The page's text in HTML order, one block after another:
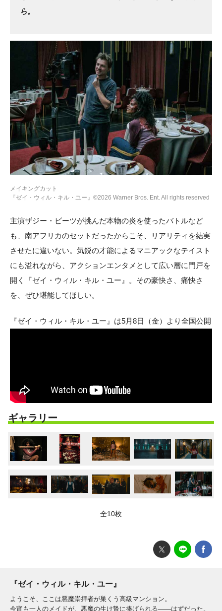
ら。
メイキングカット
『ゼイ・ウィル・キル・ユー』©2026 Warner Bros. Ent. All rights reserved
主演ザジー・ビーツが挑んだ本物の炎を使ったバトルなど
も、南アフリカのセットだったからこそ、リアリティを結実
させたに違いない。気鋭の才能によるマニアックなテイスト
にも溢れながら、アクションエンタメとして広い層に門戸を
開く『ゼイ・ウィル・キル・ユー』。その豪快さ、痛快さ
を、ぜひ堪能してほしい。
『ゼイ・ウィル・キル・ユー』は5月8日（金）より全国公開
ギャラリー
全10枚
『ゼイ・ウィル・キル・ユー』
ようこそ、ここは悪魔崇拝者が巣くう高級マンション。
今宵も一人のメイドが、悪魔の生け贄に捧げられる――はずだった。